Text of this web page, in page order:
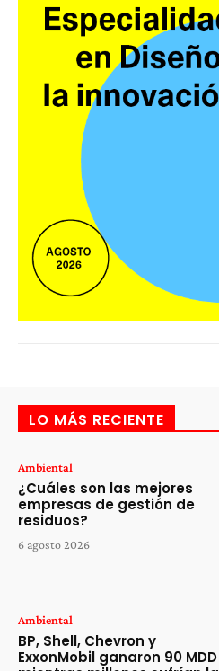
LO MÁS RECIENTE
Ambiental
¿Cuáles son las mejores
empresas de gestión de
residuos?
6 agosto 2026
Ambiental
BP, Shell, Chevron y
ExxonMobil ganaron 90 MDD